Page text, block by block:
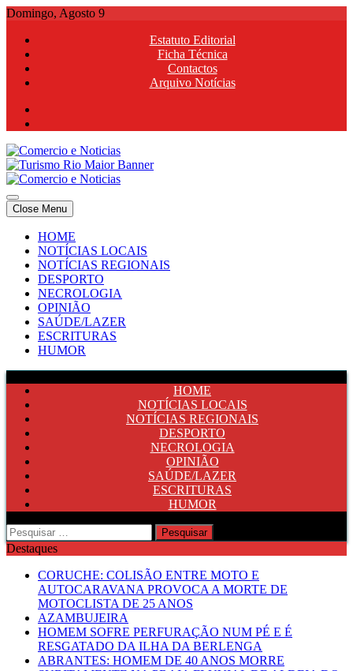
Skip
content
Domingo, Agosto 9
Estatuto Editorial
Ficha Técnica
Contactos
Arquivo Notícias
Comercio e Noticias
Notícias e Publicidade Online
Comercio e Noticias
Notícias e Publicidade Online
Close Menu
HOME
NOTÍCIAS LOCAIS
NOTÍCIAS REGIONAIS
DESPORTO
NECROLOGIA
OPINIÃO
SAÚDE/LAZER
ESCRITURAS
HUMOR
HOME
NOTÍCIAS LOCAIS
NOTÍCIAS REGIONAIS
DESPORTO
NECROLOGIA
OPINIÃO
SAÚDE/LAZER
ESCRITURAS
HUMOR
Pesquisar
por:
Destaques
CORUCHE: COLISÃO ENTRE MOTO E
AUTOCARAVANA PROVOCA A MORTE DE
MOTOCLISTA DE 25 ANOS
AZAMBUJEIRA
HOMEM SOFRE PERFURAÇÃO NUM PÉ E É
RESGATADO DA ILHA DA BERLENGA
ABRANTES: HOMEM DE 40 ANOS MORRE